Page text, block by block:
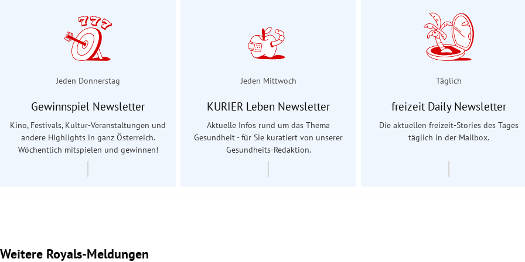
Jeden Donnerstag
Gewinnspiel Newsletter
Kino, Festivals, Kultur-Veranstaltungen und
andere Highlights in ganz Österreich.
Wöchentlich mitspielen und gewinnen!
Jeden Mittwoch
KURIER Leben Newsletter
Aktuelle Infos rund um das Thema
Gesundheit - für Sie kuratiert von unserer
Gesundheits-Redaktion.
Täglich
freizeit Daily Newsletter
Die aktuellen freizeit-Stories des Tages
täglich in der Mailbox.
Weitere Royals-Meldungen